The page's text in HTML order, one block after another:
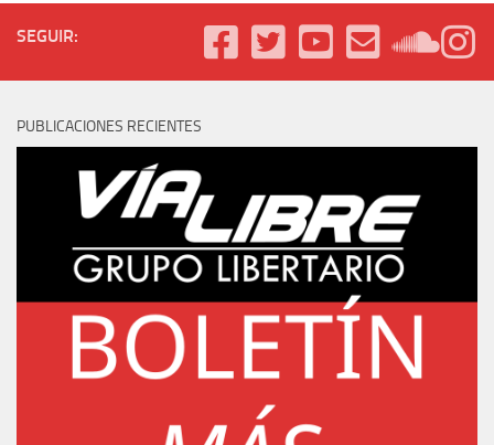
SEGUIR:
PUBLICACIONES RECIENTES